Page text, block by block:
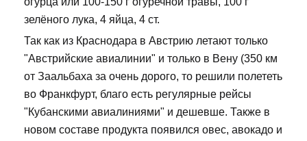
зелёного лука, 4 яйца, 4 ст.
Так как из Краснодара в Австрию летают только
"Австрийские авиалинии" и только в Вену (350 км
от Заальбаха за очень дорого, то решили полететь
во Франкфурт, благо есть регулярные рейсы
"Кубанскими авиалиниями" и дешевше. Также в
новом составе продукта появился овес, авокадо и